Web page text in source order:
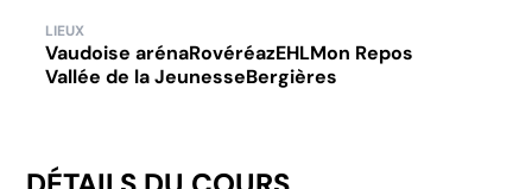
LIEUX
Vaudoise arénaRovéréazEHLMon Repos
Vallée de la JeunesseBergières